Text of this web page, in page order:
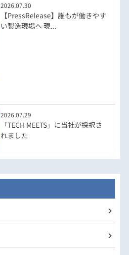
2026.07.30
【PressRelease】誰もが働きやす
い製造現場へ 現...
2026.07.29
「TECH MEETS」に当社が採択さ
れました